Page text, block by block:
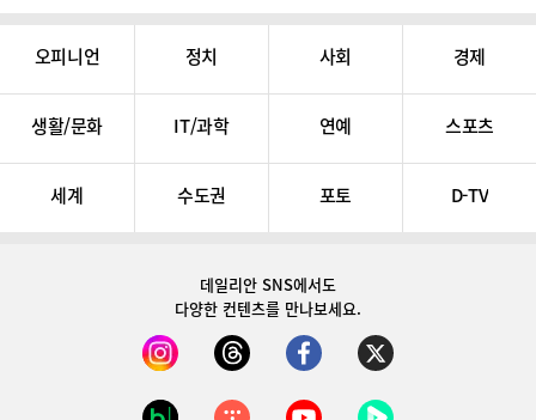
오피니언 정치 사회 경제
생활/문화 IT/과학 연예 스포츠
세계 수도권 포토 D-TV
데일리안 SNS에서도
다양한 컨텐츠를 만나보세요.